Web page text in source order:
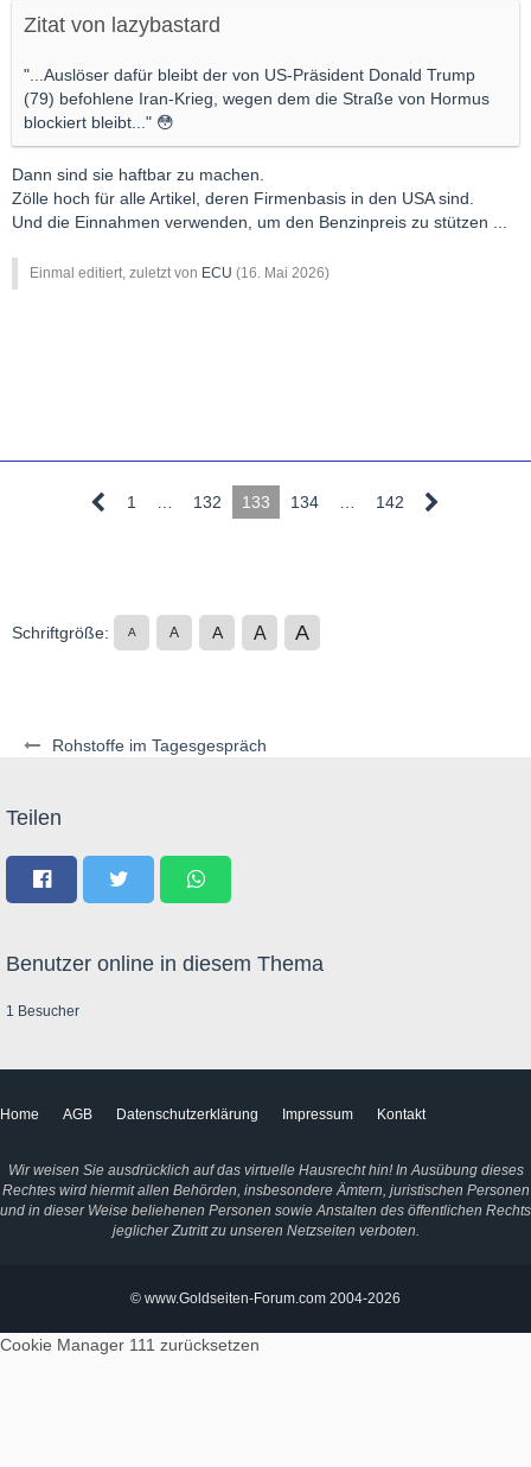
Rohstoffe im Tagesgespräch
Zitat von lazybastard
"...Auslöser dafür bleibt der von US-Präsident Donald Trump
(79) befohlene Iran-Krieg, wegen dem die Straße von Hormus
blockiert bleibt..." 😳
Dann sind sie haftbar zu machen.
Zölle hoch für alle Artikel, deren Firmenbasis in den USA sind.
Und die Einnahmen verwenden, um den Benzinpreis zu stützen ...
Einmal editiert, zuletzt von ECU (16. Mai 2026)
1 132 133 134 142
Schriftgröße: A A A A A
Teilen
Benutzer online in diesem Thema
1 Besucher
Home AGB Datenschutzerklärung Impressum Kontakt
Wir weisen Sie ausdrücklich auf das virtuelle Hausrecht hin! In Ausübung dieses
Rechtes wird hiermit allen Behörden, insbesondere Ämtern, juristischen Personen
und in dieser Weise beliehenen Personen sowie Anstalten des öffentlichen Rechts
jeglicher Zutritt zu unseren Netzseiten verboten.
© www.Goldseiten-Forum.com 2004-2026
Cookie Manager 111 zurücksetzen